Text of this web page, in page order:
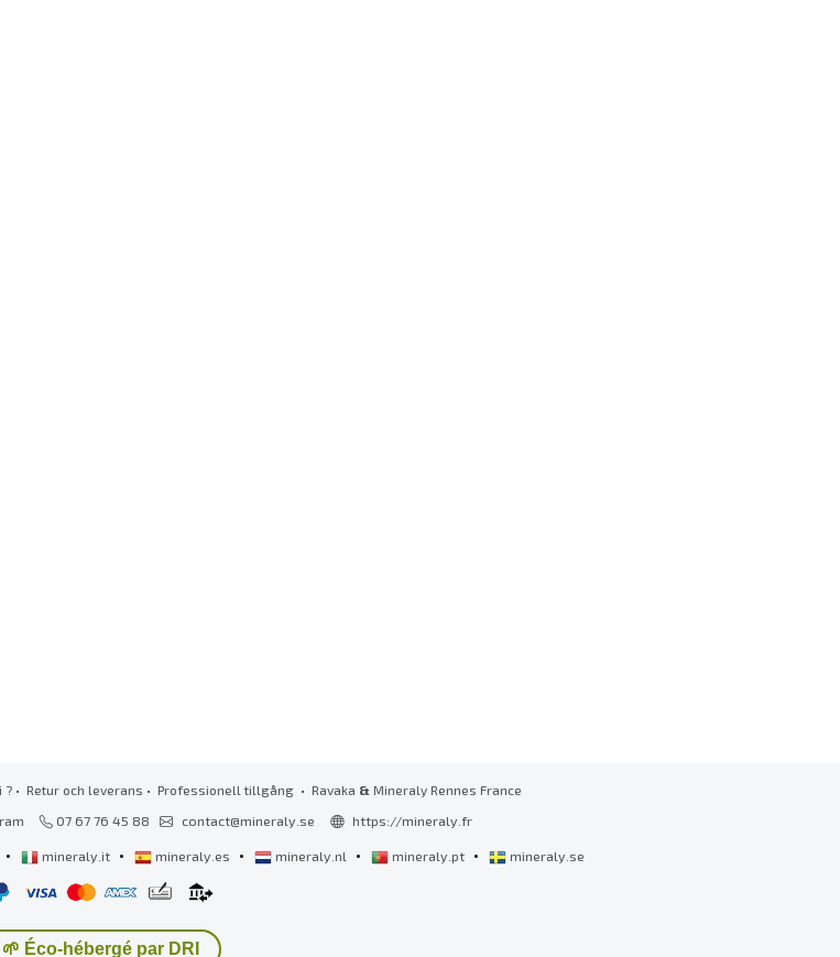
? • Retur och leverans • Professionell tillgång • Ravaka & Mineraly Rennes France
07 67 76 45 88 contact@mineraly.se https://mineraly.fr
• mineraly.it • mineraly.es • mineraly.nl • mineraly.pt • mineraly.se
🌱 Éco-hébergé par DRI